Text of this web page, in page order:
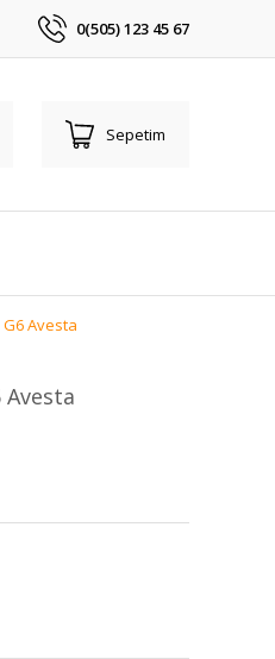
0(505) 123 45 67
Sepetim
Avesta